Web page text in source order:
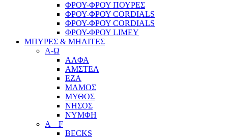
ΦΡΟΥ-ΦΡΟΥ ΠΟΥΡΕΣ
ΦΡΟΥ-ΦΡΟΥ CORDIALS
ΦΡΟΥ-ΦΡΟΥ CORDIALS
ΦΡΟΥ-ΦΡΟΥ LIMEY
ΜΠΥΡΕΣ & ΜΗΛΙΤΕΣ
Α-Ω
ΑΛΦΑ
ΑΜΣΤΕΛ
ΕΖΑ
ΜΑΜΟΣ
ΜΥΘΟΣ
ΝΗΣΟΣ
ΝΥΜΦΗ
A – F
BECKS